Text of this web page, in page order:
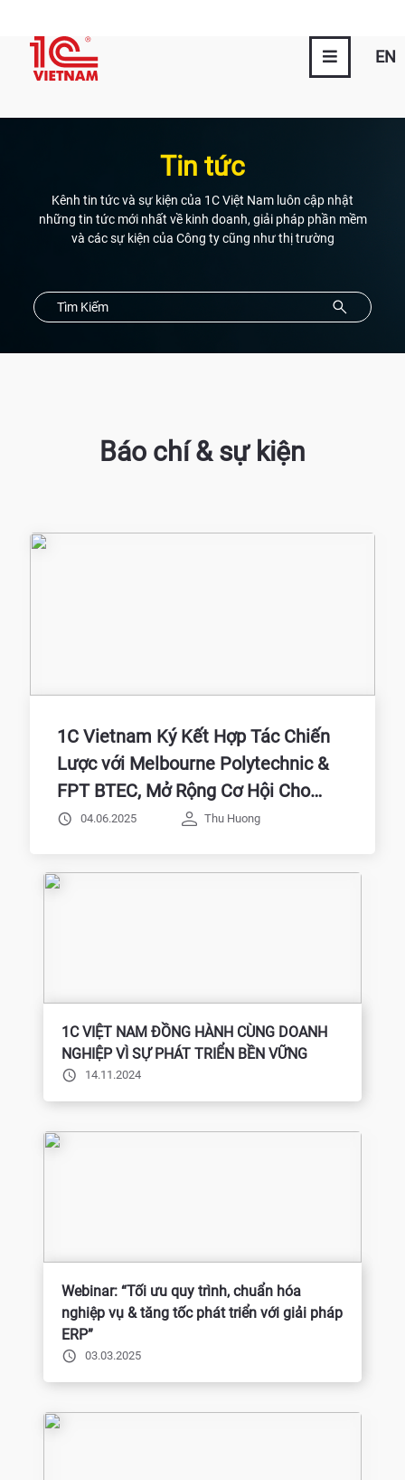
EN
Tin tức
Kênh tin tức và sự kiện của 1C Việt Nam luôn cập nhật
những tin tức mới nhất về kinh doanh, giải pháp phần mềm
và các sự kiện của Công ty cũng như thị trường
Báo chí & sự kiện
1C Vietnam Ký Kết Hợp Tác Chiến
Lược với Melbourne Polytechnic &
FPT BTEC, Mở Rộng Cơ Hội Cho
Sinh Viên
04.06.2025 Thu Huong
1C VIỆT NAM ĐỒNG HÀNH CÙNG DOANH
NGHIỆP VÌ SỰ PHÁT TRIỂN BỀN VỮNG
14.11.2024
Webinar: “Tối ưu quy trình, chuẩn hóa
nghiệp vụ & tăng tốc phát triển với giải pháp
ERP”
03.03.2025